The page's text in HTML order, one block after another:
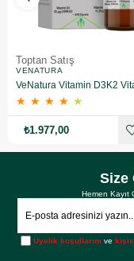
Toptan Satış
VENATURA
★ ★ ★ ★ ★
₺1.977,00
Size
Hemen Kayıt
Üyelik koşullarını ve